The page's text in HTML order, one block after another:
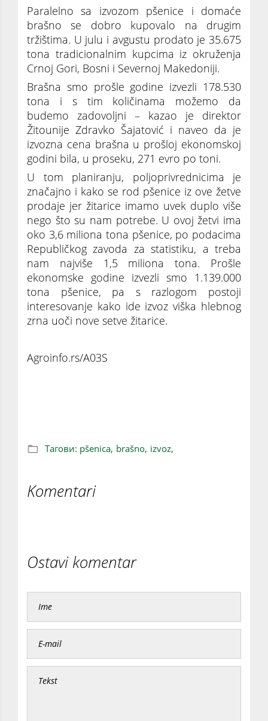
Paralelno sa izvozom pšenice i domaće
brašno se dobro kupovalo na drugim
tržištima. U julu i avgustu prodato je 35.675
tona tradicionalnim kupcima iz okruženja
Crnoj Gori, Bosni i Severnoj Makedoniji.
Brašna smo prošle godine izvezli 178.530
tona i s tim količinama možemo da
budemo zadovoljni – kazao je direktor
Žitounije Zdravko Šajatović i naveo da je
izvozna cena brašna u prošloj ekonomskoj
godini bila, u proseku, 271 evro po toni.
U tom planiranju, poljoprivrednicima je
značajno i kako se rod pšenice iz ove žetve
prodaje jer žitarice imamo uvek duplo više
nego što su nam potrebe. U ovoj žetvi ima
oko 3,6 miliona tona pšenice, po podacima
Republičkog zavoda za statistiku, a treba
nam najviše 1,5 miliona tona. Prošle
ekonomske godine izvezli smo 1.139.000
tona pšenice, pa s razlogom postoji
interesovanje kako ide izvoz viška hlebnog
zrna uoči nove setve žitarice.
Agroinfo.rs/A03S
Тагови: pšenica, brašno, izvoz,
Komentari
Ostavi komentar